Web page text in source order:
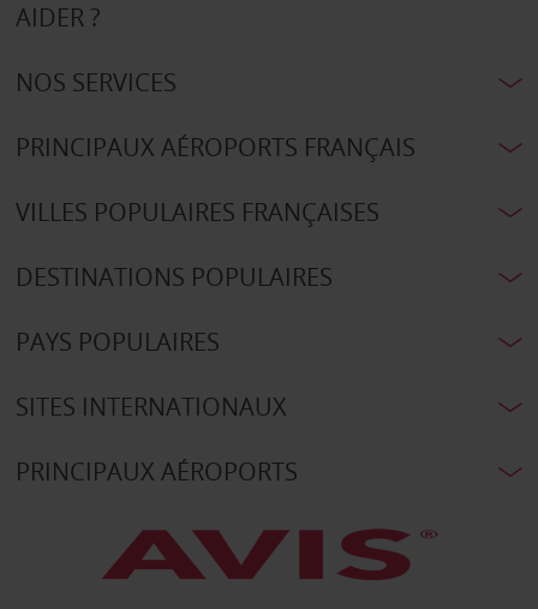
AIDER ?
NOS SERVICES
PRINCIPAUX AÉROPORTS FRANÇAIS
VILLES POPULAIRES FRANÇAISES
DESTINATIONS POPULAIRES
PAYS POPULAIRES
SITES INTERNATIONAUX
PRINCIPAUX AÉROPORTS